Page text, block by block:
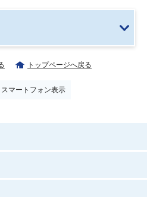
トップページへ戻る
スマートフォン表示